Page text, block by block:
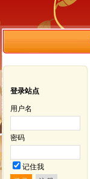
登录站点
用户名
密码
记住我